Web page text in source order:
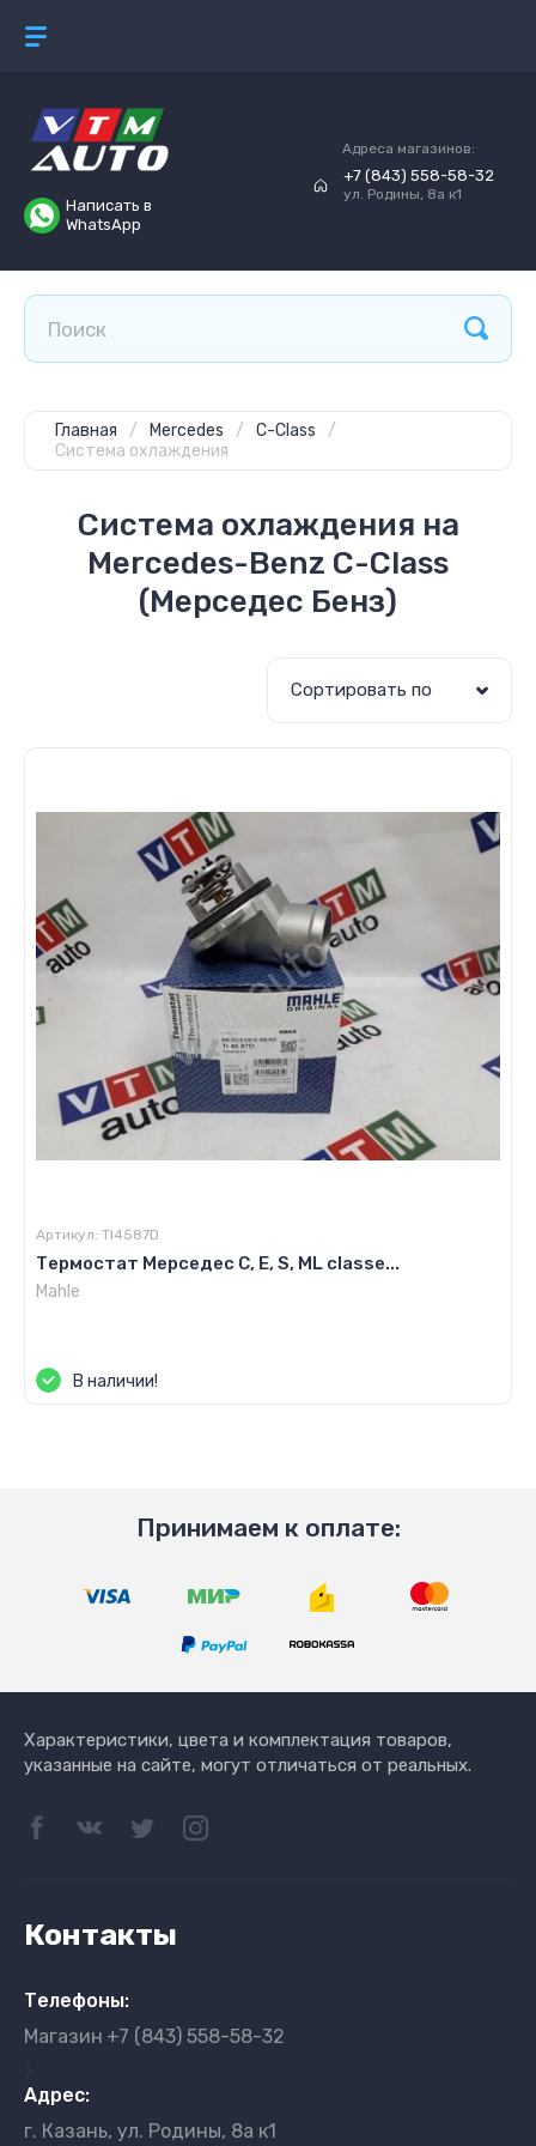
Написать в
WhatsApp
Адреса магазинов:
+7 (843) 558-58-32
ул. Родины, 8а к1
Главная / Mercedes / C-Class
/
Система охлаждения
Система охлаждения на
Mercedes-Benz C-Class
(Мерседес Бенз)
Сортировать по
Артикул: TI4587D
Термостат Мерседес C, E, S, ML classe...
Mahle
В наличии!
Принимаем к оплате:
Характеристики, цвета и комплектация товаров,
указанные на сайте, могут отличаться от реальных.
Контакты
Телефоны:
Магазин +7 (843) 558-58-32
Адрес:
г. Казань, ул. Родины, 8а к1